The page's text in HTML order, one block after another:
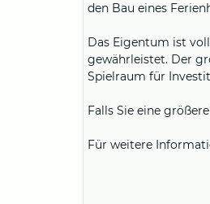
den Bau eines
Das Eigentum ist
gewährleistet. Der
Spielraum für
Falls Sie eine
Für weitere